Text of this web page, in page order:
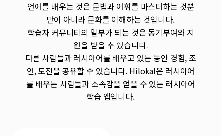
언어를 배우는 것은 문법과 어휘를 마스터하는 것뿐
만이 아니라 문화를 이해하는 것입니다.
학습자 커뮤니티의 일부가 되는 것은 동기부여와 지
원을 받을 수 있습니다.
다른 사람들과 러시아어를 배우고 있는 동안 경험, 조
언, 도전을 공유할 수 있습니다. Hilokal은 러시아어
를 배우는 사람들과 소속감을 얻을 수 있는 러시아어
학습 앱입니다.